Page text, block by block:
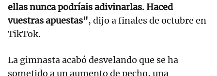
ellas nunca podríais adivinarlas. Haced
vuestras apuestas", dijo a finales de octubre en
TikTok.
La gimnasta acabó desvelando que se ha
sometido a un aumento de pecho, una